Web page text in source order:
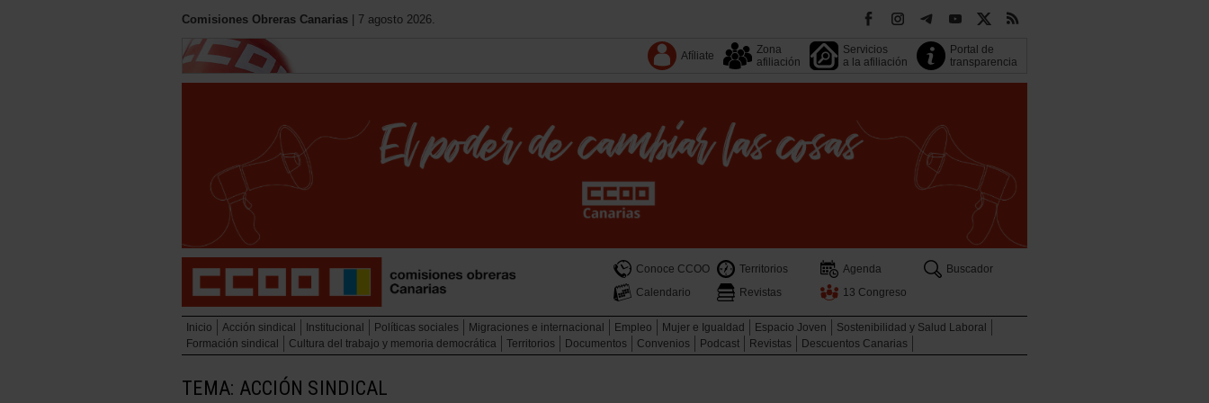
Comisiones Obreras Canarias | 7 agosto 2026.
Afíliate
Zona
afiliación
Servicios
a la afiliación
Portal de
transparencia
Conoce CCOO Territorios Agenda
Buscador
Calendario
Revistas 13 Congreso
Inicio Acción sindical Institucional Políticas sociales Migraciones e internacional Empleo Mujer e Igualdad Espacio Joven
Sostenibilidad y Salud Laboral
Formación sindical
Cultura del trabajo y memoria democrática Territorios Documentos Convenios Podcast Revistas Descuentos Canarias
TEMA: ACCIÓN SINDICAL